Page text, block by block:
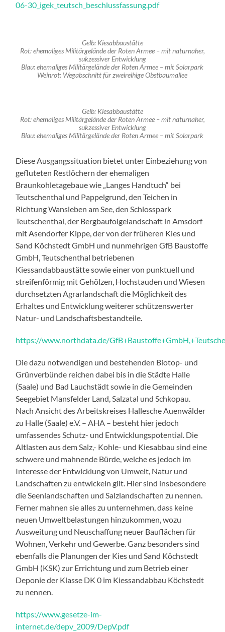
06-30_igek_teutsch_beschlussfassung.pdf
Gelb: Kiesabbaustätte
Rot: ehemaliges Militärgelände der Roten Armee – mit naturnaher,
sukzessiver Entwicklung
Blau: ehemaliges Militärgelände der Roten Armee – mit Solarpark
Weinrot: Wegabschnitt für zweireihige Obstbaumallee
Gelb: Kiesabbaustätte
Rot: ehemaliges Militärgelände der Roten Armee – mit naturnaher,
sukzessiver Entwicklung
Blau: ehemaliges Militärgelände der Roten Armee – mit Solarpark
Diese Ausgangssituation bietet unter Einbeziehung von
gefluteten Restlöchern der ehemaligen
Braunkohletagebaue wie „Langes Handtuch“ bei
Teutschenthal und Pappelgrund, den Teichen in
Richtung Wansleben am See, den Schlosspark
Teutschenthal, der Bergbaufolgelandschaft in Amsdorf
mit Asendorfer Kippe, der von der früheren Kies und
Sand Köchstedt GmbH und nunmehrigen GfB Baustoffe
GmbH, Teutschenthal betriebenen
Kiessandabbaustätte sowie einer von punktuell und
streifenförmig mit Gehölzen, Hochstauden und Wiesen
durchsetzten Agrarlandschaft die Möglichkeit des
Erhaltes und Entwicklung weiterer schützenswerter
Natur- und Landschaftsbestandteile.
https://www.northdata.de/
Die dazu notwendigen und bestehenden Biotop- und
Grünverbünde reichen dabei bis in die Städte Halle
(Saale) und Bad Lauchstädt sowie in die Gemeinden
Seegebiet Mansfelder Land, Salzatal und Schkopau.
Nach Ansicht des Arbeitskreises Hallesche Auenwälder
zu Halle (Saale) e.V. – AHA – besteht hier jedoch
umfassendes Schutz- und Entwicklungspotential. Die
Altlasten aus dem Salz,- Kohle- und Kiesabbau sind eine
schwere und mahnende Bürde, welche es jedoch im
Interesse der Entwicklung von Umwelt, Natur und
Landschaften zu entwickeln gilt. Hier sind insbesondere
die Seenlandschaften und Salzlandschaften zu nennen.
Ferner mahnen sie alles zu unternehmen, dass keine
neuen Umweltbelastungen hinzukommen, wozu
Ausweitung und Neuschaffung neuer Bauflächen für
Wohnen, Verkehr und Gewerbe. Ganz besonders sind
ebenfalls die Planungen der Kies und Sand Köchstedt
GmbH (KSK) zur Errichtung und zum Betrieb einer
Deponie der Klasse DK 0 im Kiessandabbau Köchstedt
zu nennen.
https://www.gesetze-im-
internet.de/depv_2009/DepV.pdf